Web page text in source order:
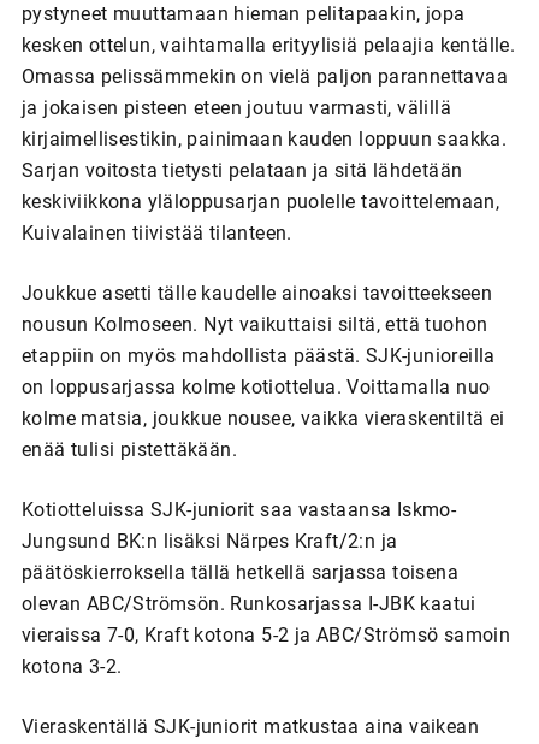
pystyneet muuttamaan hieman pelitapaakin, jopa
kesken ottelun, vaihtamalla erityylisiä pelaajia kentälle.
Omassa pelissämmekin on vielä paljon parannettavaa
ja jokaisen pisteen eteen joutuu varmasti, välillä
kirjaimellisestikin, painimaan kauden loppuun saakka.
Sarjan voitosta tietysti pelataan ja sitä lähdetään
keskiviikkona yläloppusarjan puolelle tavoittelemaan,
Kuivalainen tiivistää tilanteen.
Joukkue asetti tälle kaudelle ainoaksi tavoitteekseen
nousun Kolmoseen. Nyt vaikuttaisi siltä, että tuohon
etappiin on myös mahdollista päästä. SJK-junioreilla
on loppusarjassa kolme kotiottelua. Voittamalla nuo
kolme matsia, joukkue nousee, vaikka vieraskentiltä ei
enää tulisi pistettäkään.
Kotiotteluissa SJK-juniorit saa vastaansa Iskmo-
Jungsund BK:n lisäksi Närpes Kraft/2:n ja
päätöskierroksella tällä hetkellä sarjassa toisena
olevan ABC/Strömsön. Runkosarjassa I-JBK kaatui
vieraissa 7-0, Kraft kotona 5-2 ja ABC/Strömsö samoin
kotona 3-2.
Vieraskentällä SJK-juniorit matkustaa aina vaikean